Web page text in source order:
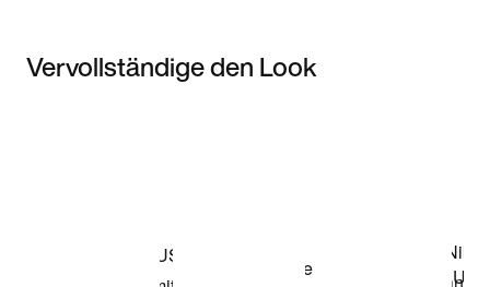
Vervollständige den Look